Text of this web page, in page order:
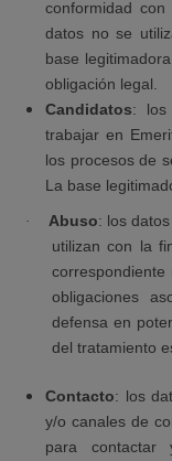
conformidad
datos no se
base
obligación legal.
Candidatos: los
trabajar en
los procesos de
La base
· Abuso: los
utilizan con la
correspondiente
obligaciones
defensa en
del tratamiento
Contacto: los
y/o canales de
para contactar